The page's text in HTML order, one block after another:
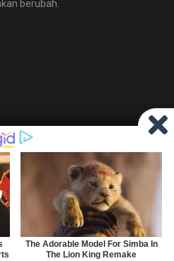
berubah.
Theme bySuperb WordPress
to Top ↑